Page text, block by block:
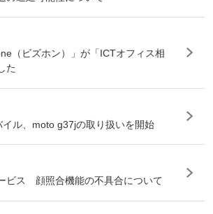
（ビズホン）」が「ICTオフィス相
た
イル、moto g37jの取り扱いを開始
ビス 顔照合機能の不具合について